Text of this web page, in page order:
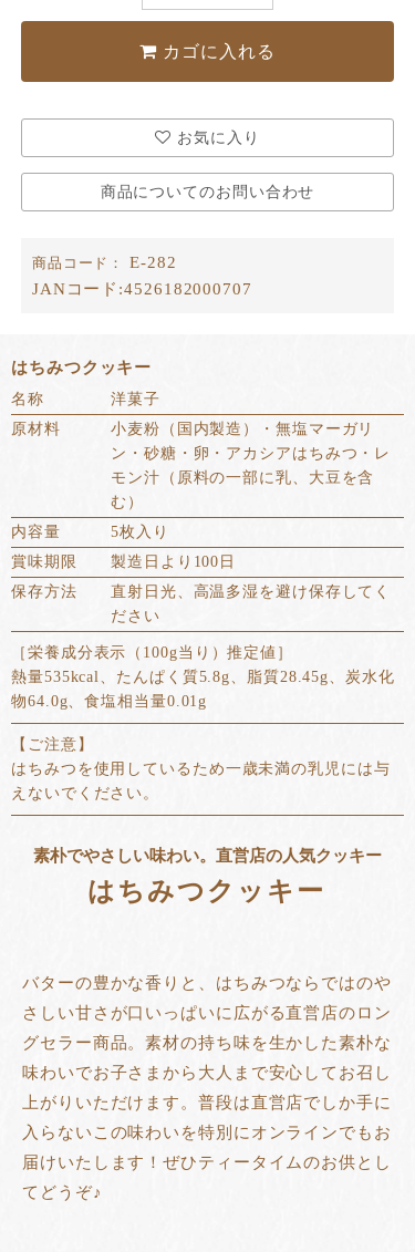
カゴに入れる
お気に入り
商品についてのお問い合わせ
商品コード：
E-282
JANコード:4526182000707
はちみつクッキー
名称
洋菓子
原材料
小麦粉（国内製造）・無塩マーガリ
ン・砂糖・卵・アカシアはちみつ・レ
モン汁（原料の一部に乳、大豆を含
む）
内容量
5枚入り
賞味期限
製造日より100日
保存方法
直射日光、高温多湿を避け保存してく
ださい
［栄養成分表示（100g当り）推定値］
熱量535kcal、たんぱく質5.8g、脂質28.45g、炭水化
物64.0g、食塩相当量0.01g
【ご注意】
はちみつを使用しているため一歳未満の乳児には与
えないでください。
素朴でやさしい味わい。直営店の人気クッキー
はちみつクッキー
バターの豊かな香りと、はちみつならではのや
さしい甘さが口いっぱいに広がる直営店のロン
グセラー商品。素材の持ち味を生かした素朴な
味わいでお子さまから大人まで安心してお召し
上がりいただけます。普段は直営店でしか手に
入らないこの味わいを特別にオンラインでもお
届けいたします！ぜひティータイムのお供とし
てどうぞ♪